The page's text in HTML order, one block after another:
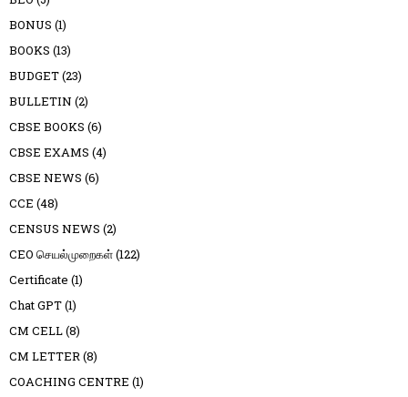
BONUS (1)
BOOKS (13)
BUDGET(23)
BULLETIN (2)
CBSE BOOKS (6)
CBSE EXAMS (4)
CBSE NEWS (6)
CCE (48)
CENSUS NEWS (2)
CEO செயல்முறைகள்(122)
Certificate (1)
Chat GPT(1)
CM CELL(8)
CM LETTER(8)
COACHING CENTRE (1)